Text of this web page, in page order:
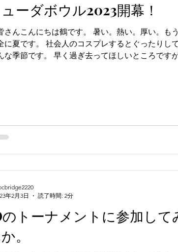
ーダボウル2023開幕！
さんこんにちは鶴です。 暑い。熱い。厚い。も
に夏です。 社会人のコスプレするとぐったりし
な季節です。 早く過ぎ去ってほしいところです
トーナメントに参加して
。
年2月3日
読了時間: 2分